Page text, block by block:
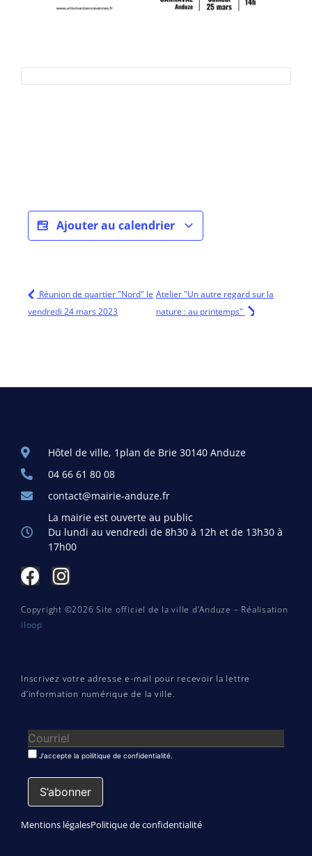
Ajouter au calendrier
Réunion de quartier "Nord" le
vendredi 24 mars 2023
Atelier "Un autre regard sur la
nature : au printemps"
Hôtel de ville, 1plan de Brie 30140 Anduze
04 66 61 80 08
contact@mairie-anduze.fr
La mairie est ouverte au public
Du lundi au vendredi de 8h30 à 12h et de 13h30 à
17h00
Copyright ©2026 Site officiel de la ville d’Anduze – Réalisation
iloop
Inscrivez votre adresse e-mail pour recevoir la lettre
d’information numérique de la ville.
J'accepte la poilitique de confidentialité.
Mentions légalesPolitique de confidentialité